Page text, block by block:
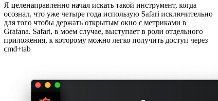
Я целенаправленно начал искать такой инструмент, когда
осознал, что уже четыре года использую Safari исключительно
для того чтобы держать открытым окно с метриками в
Grafana. Safari, в моем случае, выступает в роли отдельного
приложения, к которому можно легко получить доступ через
cmd+tab